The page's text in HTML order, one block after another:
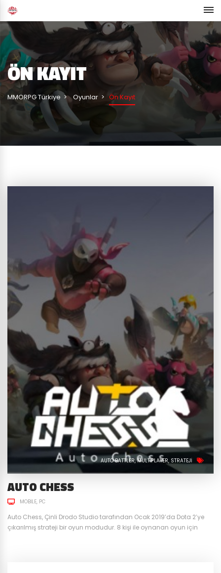
ÖN KAYIT
MMORPG Türkiye Oyunlar Ön Kayıt
AUTO BATTLER MULTIPLAYER STRATEJI
AUTO CHESS
MOBILE PC
Auto Chess, Çinli Drodo Studio tarafından Ocak 2019’da Dota 2′ye
çıkarılmış strateji bir oyun modudur. 8 kişi ile oynanan oyun için